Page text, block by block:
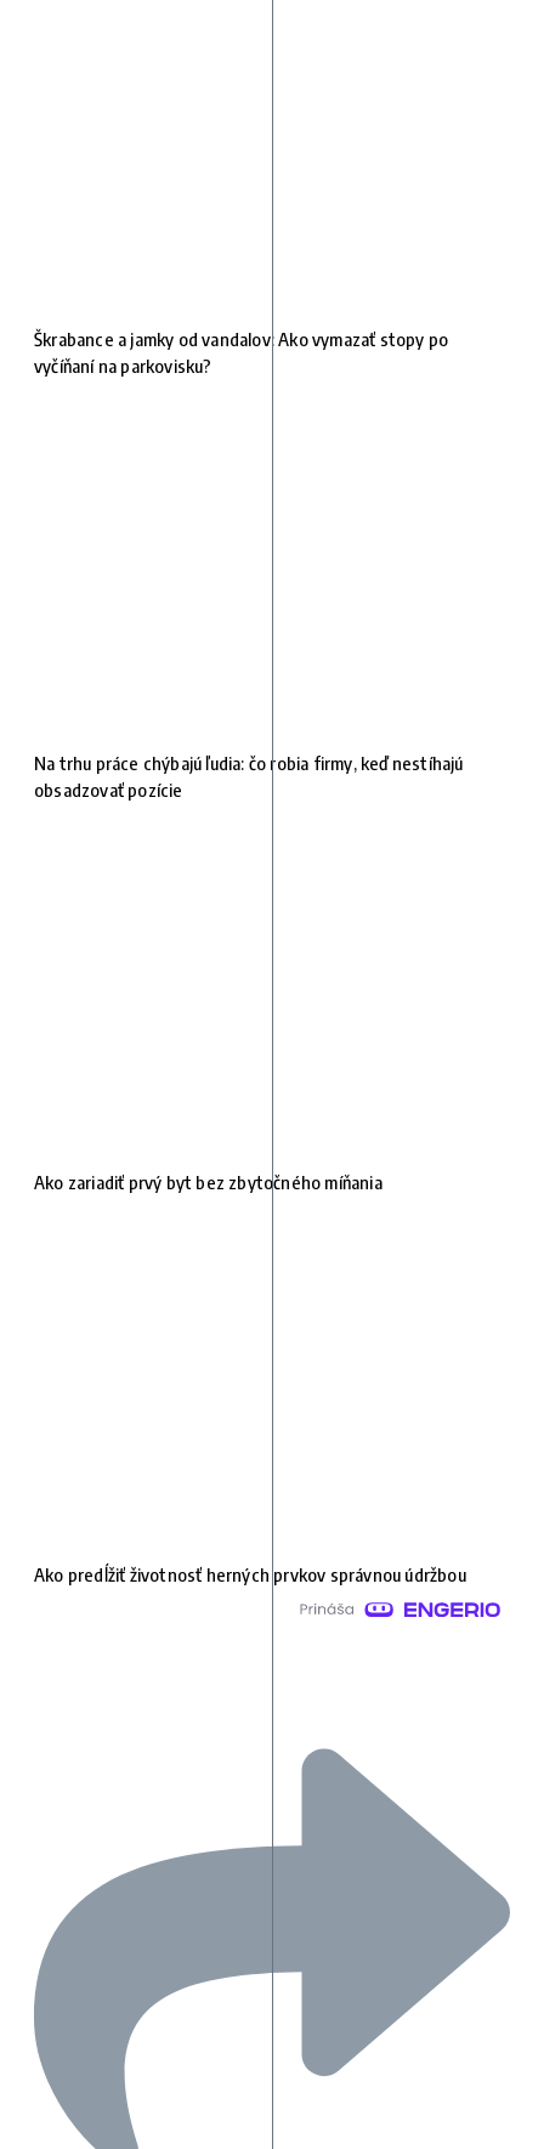
Škrabance a jamky od vandalov: Ako vymazať stopy po
vyčíňaní na parkovisku?
Na trhu práce chýbajú ľudia: čo robia firmy, keď nestíhajú
obsadzovať pozície
Ako zariadiť prvý byt bez zbytočného míňania
Ako predĺžiť životnosť herných prvkov správnou údržbou